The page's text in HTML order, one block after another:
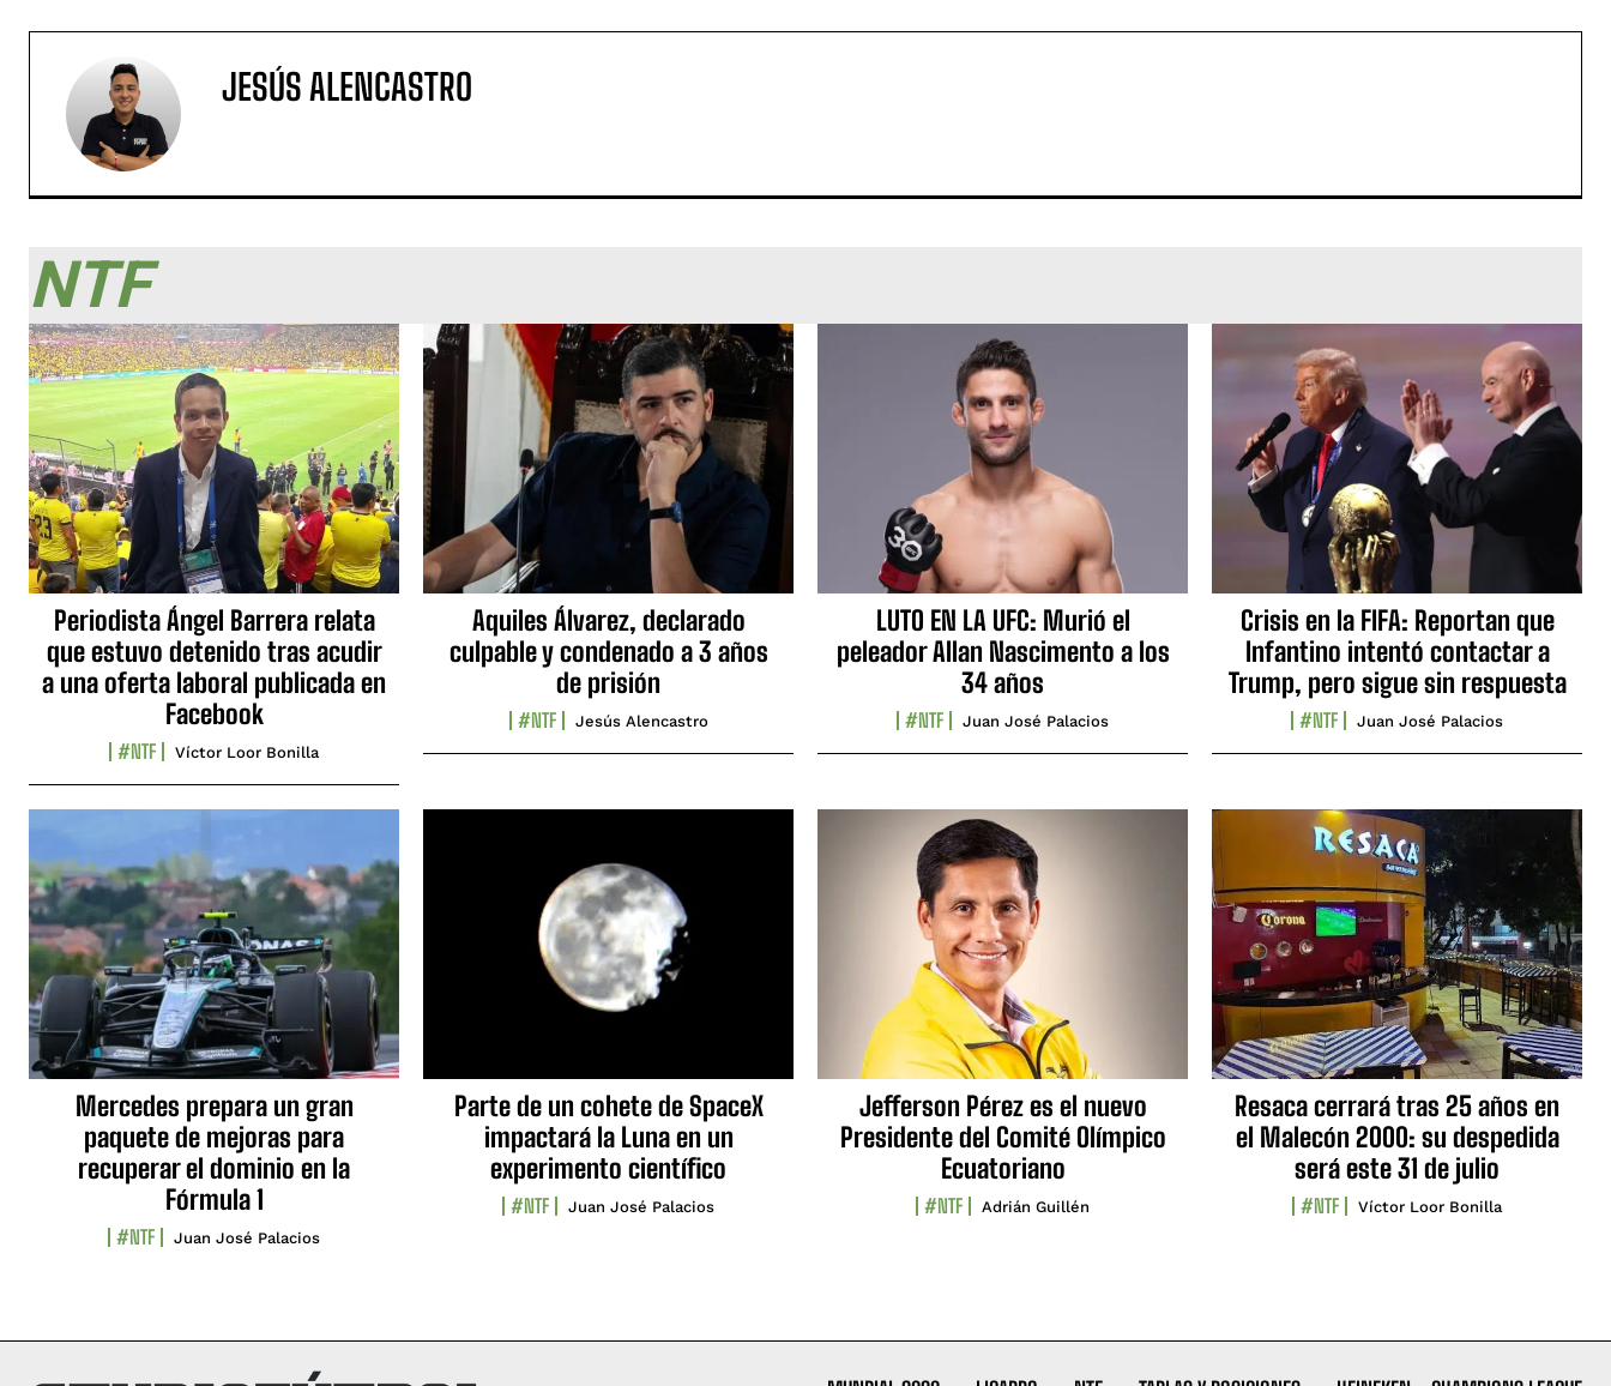
JESÚS ALENCASTRO
NTF
Periodista Ángel Barrera relata
que estuvo detenido tras acudir
a una oferta laboral publicada en
Facebook
#NTF Víctor Loor Bonilla
Aquiles Álvarez, declarado
culpable y condenado a 3 años
de prisión
#NTF Jesús Alencastro
LUTO EN LA UFC: Murió el
peleador Allan Nascimento a los
34 años
#NTF Juan José Palacios
Crisis en la FIFA: Reportan que
Infantino intentó contactar a
Trump, pero sigue sin respuesta
#NTF Juan José Palacios
Mercedes prepara un gran
paquete de mejoras para
recuperar el dominio en la
Fórmula 1
#NTF Juan José Palacios
Parte de un cohete de SpaceX
impactará la Luna en un
experimento científico
#NTF Juan José Palacios
Jefferson Pérez es el nuevo
Presidente del Comité Olímpico
Ecuatoriano
#NTF Adrián Guillén
Resaca cerrará tras 25 años en
el Malecón 2000: su despedida
será este 31 de julio
#NTF Víctor Loor Bonilla